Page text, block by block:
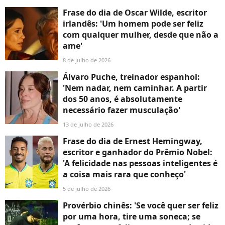
Frase do dia de Oscar Wilde, escritor
irlandês: 'Um homem pode ser feliz
com qualquer mulher, desde que não a
ame'
8 de julho de 2026
Álvaro Puche, treinador espanhol:
'Nem nadar, nem caminhar. A partir
dos 50 anos, é absolutamente
necessário fazer musculação'
13 de julho de 2026
Frase do dia de Ernest Hemingway,
escritor e ganhador do Prêmio Nobel:
'A felicidade nas pessoas inteligentes é
a coisa mais rara que conheço'
5 de julho de 2026
Provérbio chinês: 'Se você quer ser feliz
por uma hora, tire uma soneca; se